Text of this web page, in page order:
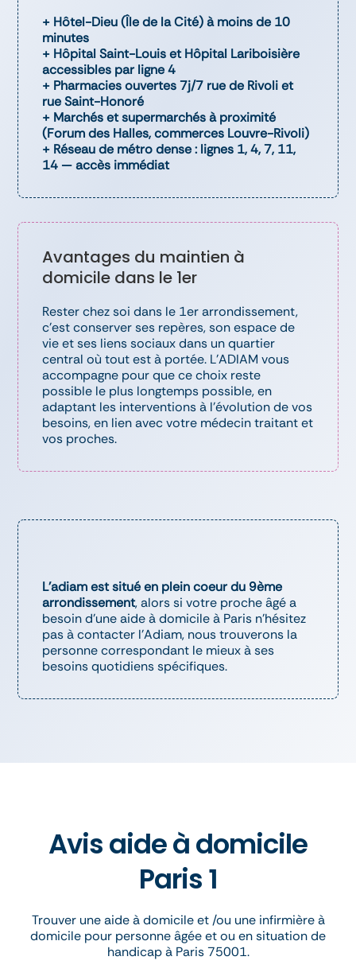
+ Hôtel-Dieu (Île de la Cité) à moins de 10
minutes
+ Hôpital Saint-Louis et Hôpital Lariboisière
accessibles par ligne 4
+ Pharmacies ouvertes 7j/7 rue de Rivoli et
rue Saint-Honoré
+ Marchés et supermarchés à proximité
(Forum des Halles, commerces Louvre-Rivoli)
+ Réseau de métro dense : lignes 1, 4, 7, 11,
14 — accès immédiat
Avantages du maintien à
domicile dans le 1er
Rester chez soi dans le 1er arrondissement,
c’est conserver ses repères, son espace de
vie et ses liens sociaux dans un quartier
central où tout est à portée. L’ADIAM vous
accompagne pour que ce choix reste
possible le plus longtemps possible, en
adaptant les interventions à l’évolution de vos
besoins, en lien avec votre médecin traitant et
vos proches.
L’adiam est situé en plein coeur du 9ème
arrondissement, alors si votre proche âgé a
besoin d’une aide à domicile à Paris n’hésitez
pas à contacter l’Adiam, nous trouverons la
personne correspondant le mieux à ses
besoins quotidiens spécifiques.
Avis aide à domicile
Paris 1
Trouver une aide à domicile et /ou une infirmière à
domicile pour personne âgée et ou en situation de
handicap à Paris 75001.